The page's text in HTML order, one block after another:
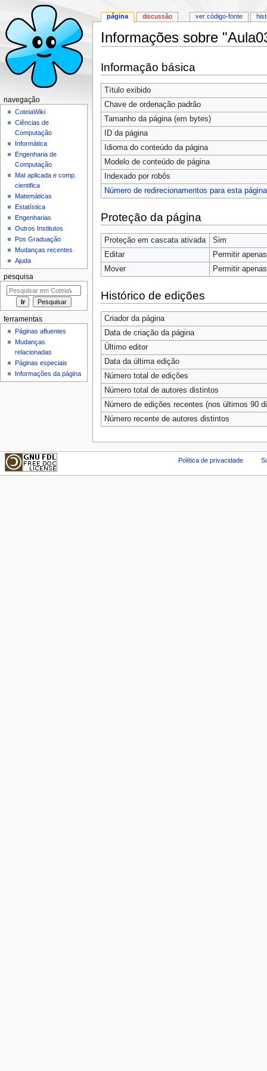
Informações sobre
Informação básica
Título exibido
Chave de ordenação padrão
Tamanho da página (em bytes)
ID da página
Idioma do conteúdo da página
Modelo de conteúdo de página
Indexado por robôs
Número de redirecionamentos para esta página
Proteção da página
Proteção em cascata ativada
Sim
Editar
Permitir
Mover
Permitir
Histórico de edições
Criador da página
Data de criação da página
Último editor
Data da última edição
Número total de edições
Número total de autores distintos
Número de edições recentes (nos últimos 90
Número recente de autores distintos
página discussão ver código-fonte
navegação
CoteiaWiki
Ciências de
Computação
Informática
Engenharia de
Computação
Mat aplicada e comp.
cientifica
Matemáticas
Estatística
Engenharias
Outros Institutos
Pos Graduação
Mudanças recentes
Ajuda
pesquisa
ferramentas
Páginas afluentes
Mudanças
relacionadas
Páginas especiais
Informações da página
Política de privacidade